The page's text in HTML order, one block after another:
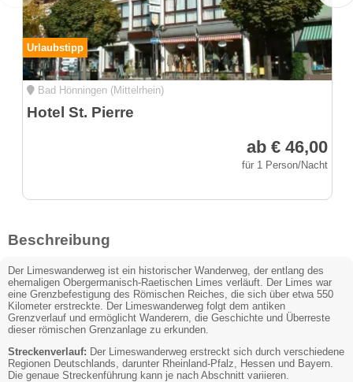
Urlaubstipp
Bad Hönningen (Mittelrhein)
Hotel St. Pierre
ab € 46,00
für 1 Person/Nacht
Beschreibung
Der Limeswanderweg ist ein historischer Wanderweg, der entlang des
ehemaligen Obergermanisch-Raetischen Limes verläuft. Der Limes war
eine Grenzbefestigung des Römischen Reiches, die sich über etwa 550
Kilometer erstreckte. Der Limeswanderweg folgt dem antiken
Grenzverlauf und ermöglicht Wanderern, die Geschichte und Überreste
dieser römischen Grenzanlage zu erkunden.
Streckenverlauf: Der Limeswanderweg erstreckt sich durch verschiedene
Regionen Deutschlands, darunter Rheinland-Pfalz, Hessen und Bayern.
Die genaue Streckenführung kann je nach Abschnitt variieren.